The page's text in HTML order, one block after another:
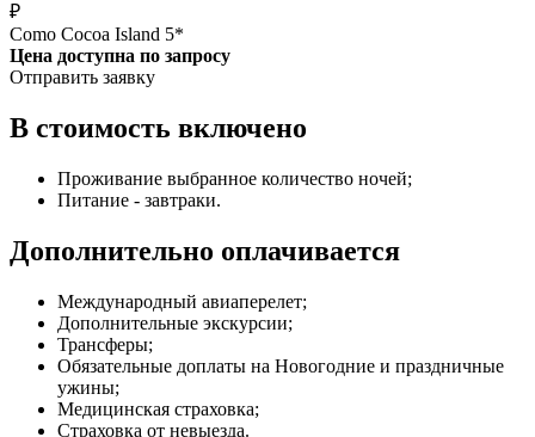
₽
Como Cocoa Island 5*
Цена доступна по запросу
Отправить заявку
В стоимость включено
Проживание выбранное количество ночей;
Питание - завтраки.
Дополнительно оплачивается
Международный авиаперелет;
Дополнительные экскурсии;
Трансферы;
Обязательные доплаты на Новогодние и праздничные
ужины;
Медицинская страховка;
Страховка от невыезда.